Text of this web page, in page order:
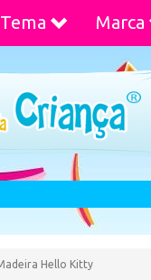
Tema Marca
Hello Kitty